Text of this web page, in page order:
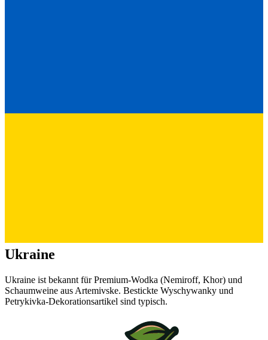
Ukraine
Ukraine ist bekannt für Premium-Wodka (Nemiroff, Khor) und
Schaumweine aus Artemivske. Bestickte Wyschywanky und
Petrykivka-Dekorationsartikel sind typisch.